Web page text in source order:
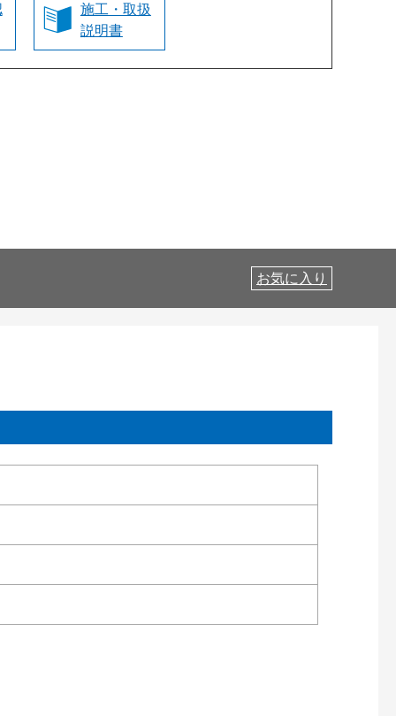
施工・取扱
説明書
お気に入り